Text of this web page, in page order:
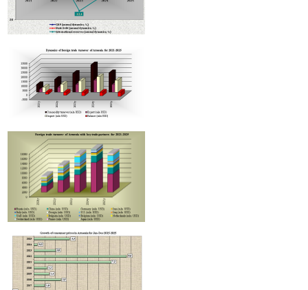
Հայաստանում ագրոապահովագրությունն ակտիվանում է
Ռուսաստանից Հայաստան Ադրբեջանի միջոցով իրականացվել է
մեկ տարանցիկ բեռ։